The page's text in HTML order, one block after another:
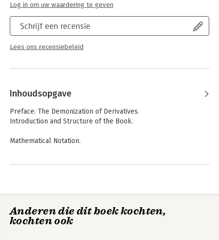
Schrijf een recensie
Lees ons recensiebeleid
Log in om uw waardering te geven
Inhoudsopgave
Preface: The Demonization of Derivatives.
Introduction and Structure of the Book.
Mathematical Notation.
CHAPTER 3: Methods of Controlling Risk and Uncertainty.
Anderen die dit boek kochten,
kochten ook